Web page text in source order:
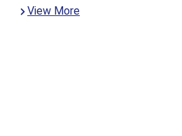
View More